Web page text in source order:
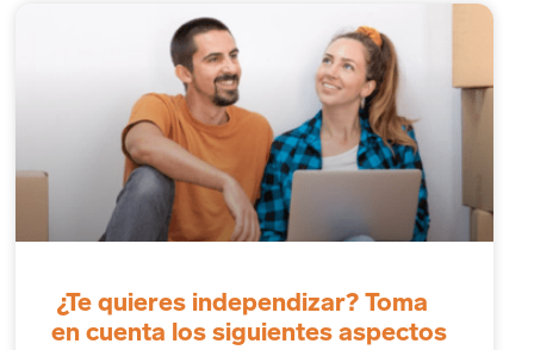
¿Te quieres independizar? Toma
en cuenta los siguientes aspectos